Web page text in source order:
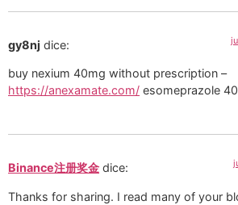
gy8nj dice:
buy nexium 40mg without prescription –
https://anexamate.com/ esomeprazole
Binance注册奖金 dice:
Thanks for sharing. I read many of your